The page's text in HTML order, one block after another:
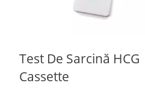
Test De Sarcină HCG
Cassette